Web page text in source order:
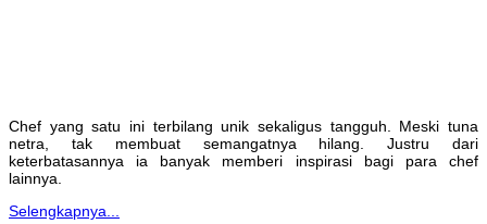
Chef yang satu ini terbilang unik sekaligus tangguh. Meski tuna
netra, tak membuat semangatnya hilang. Justru dari
keterbatasannya ia banyak memberi inspirasi bagi para chef
lainnya.
Selengkapnya...